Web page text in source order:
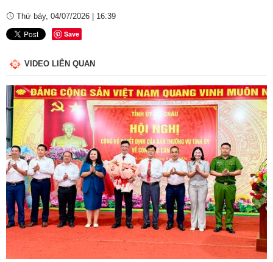
Thứ bảy, 04/07/2026 | 16:39
Save
VIDEO LIÊN QUAN
Số: 42/TB-UBND
Tên:(THÔNG BÁO Địa chỉ trụ sở, đường dây nóng hỗ trợ,
hướng dẫn giải đáp phản ánh, kiến nghị cá nhân, tổ chức về
thực hiện thủ tục hành chính và cung cấp dịch vụ công của Ủy
ban nhân dân xã Dào San)